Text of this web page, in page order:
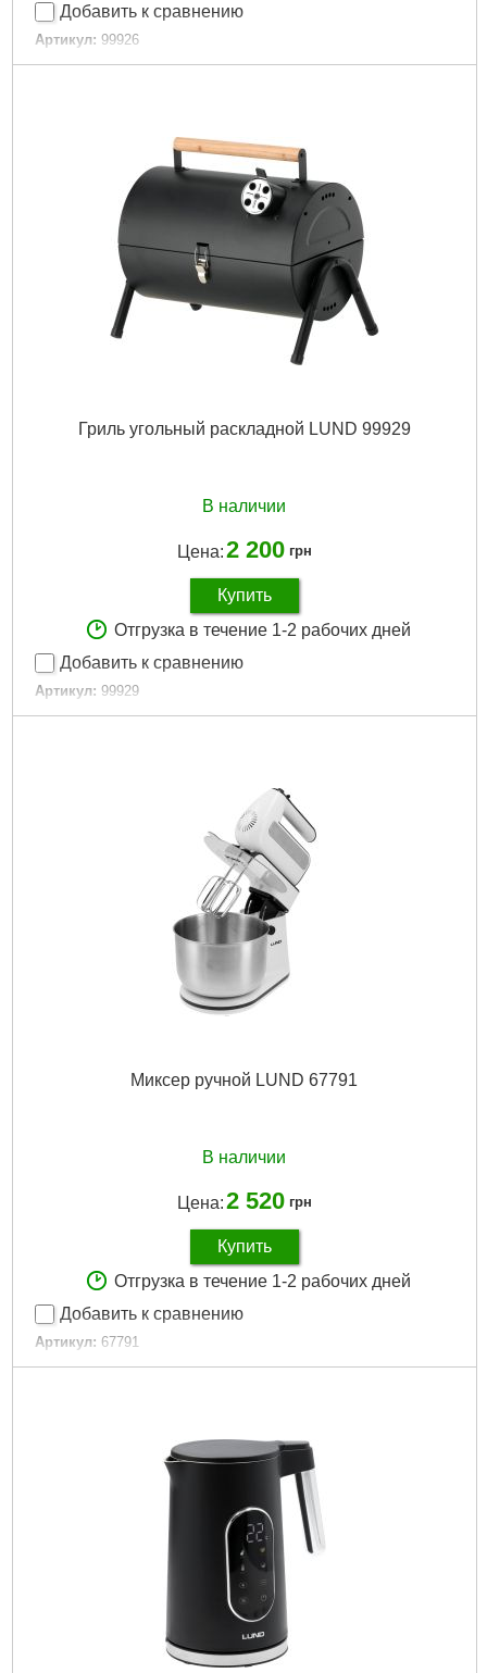
Добавить к сравнению
Артикул: 99926
Код товара: 30.65.85
Гриль угольный раскладной LUND 99929
В наличии
Цена:2 200 грн
Купить
Отгрузка в течение 1-2 рабочих дней
Добавить к сравнению
Артикул: 99929
Код товара: 31.17.80
Миксер ручной LUND 67791
В наличии
Цена:2 520 грн
Купить
Отгрузка в течение 1-2 рабочих дней
Добавить к сравнению
Артикул: 67791
Код товара: 31.13.10